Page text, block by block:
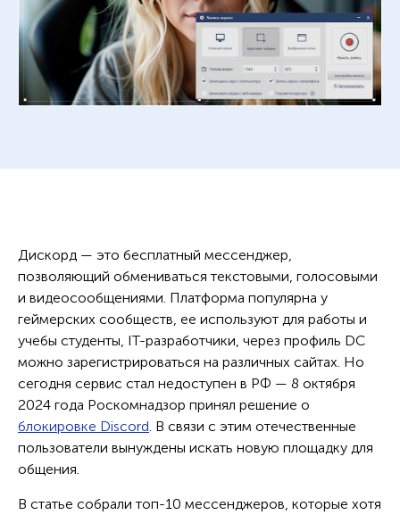
Дискорд — это бесплатный мессенджер,
позволяющий обмениваться текстовыми, голосовыми
и видеосообщениями. Платформа популярна у
геймерских сообществ, ее используют для работы и
учебы студенты, IT-разработчики, через профиль DC
можно зарегистрироваться на различных сайтах. Но
сегодня сервис стал недоступен в РФ — 8 октября
2024 года Роскомнадзор принял решение о
блокировке Discord . В связи с этим отечественные
пользователи вынуждены искать новую площадку для
общения.
В статье собрали топ-10 мессенджеров, которые хотя